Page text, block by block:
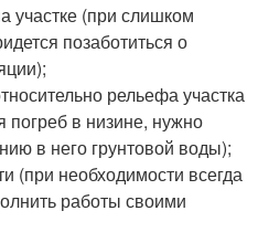
участке (при слишком
позаботиться о
рельефа участка
погреб в низине, нужно
в него грунтовой воды);
(при необходимости всегда
работы своими